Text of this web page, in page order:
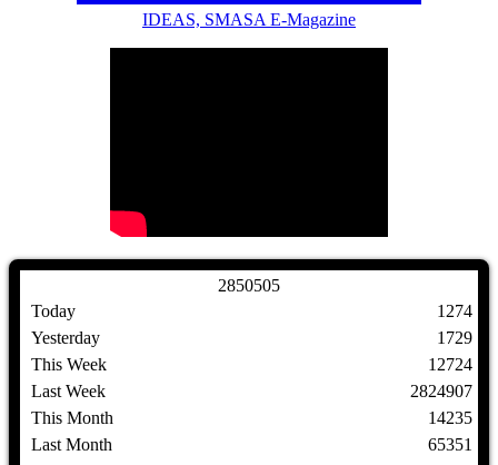
IDEAS, SMASA E-Magazine
2850505
Today
Yesterday
This Week
Last Week
This Month
Last Month
1274
1729
12724
2824907
14235
65351